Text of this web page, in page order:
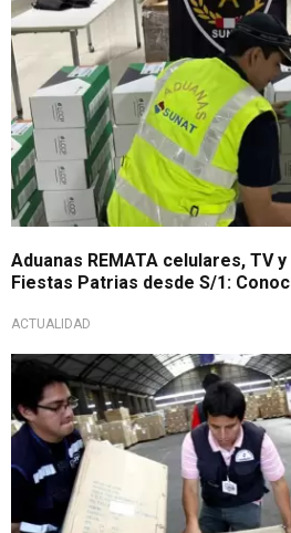
Aduanas REMATA celulares, TV
Fiestas Patrias desde S/1:
ACTUALIDAD
Importante